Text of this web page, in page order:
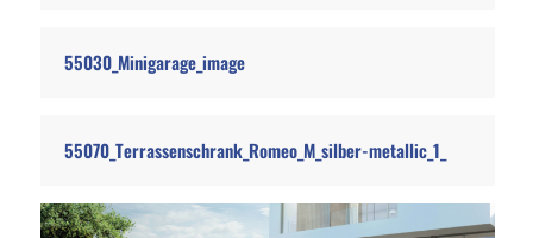
55030_Minigarage_image
55070_Terrassenschrank_Romeo_M_silber-metallic_1_